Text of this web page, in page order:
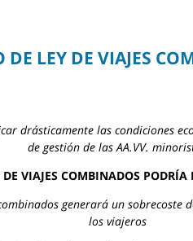
LEY DE VIAJES
drásticamente las condiciones
de gestión de las AA.VV.
VIAJES COMBINADOS
generará un
los viajeros